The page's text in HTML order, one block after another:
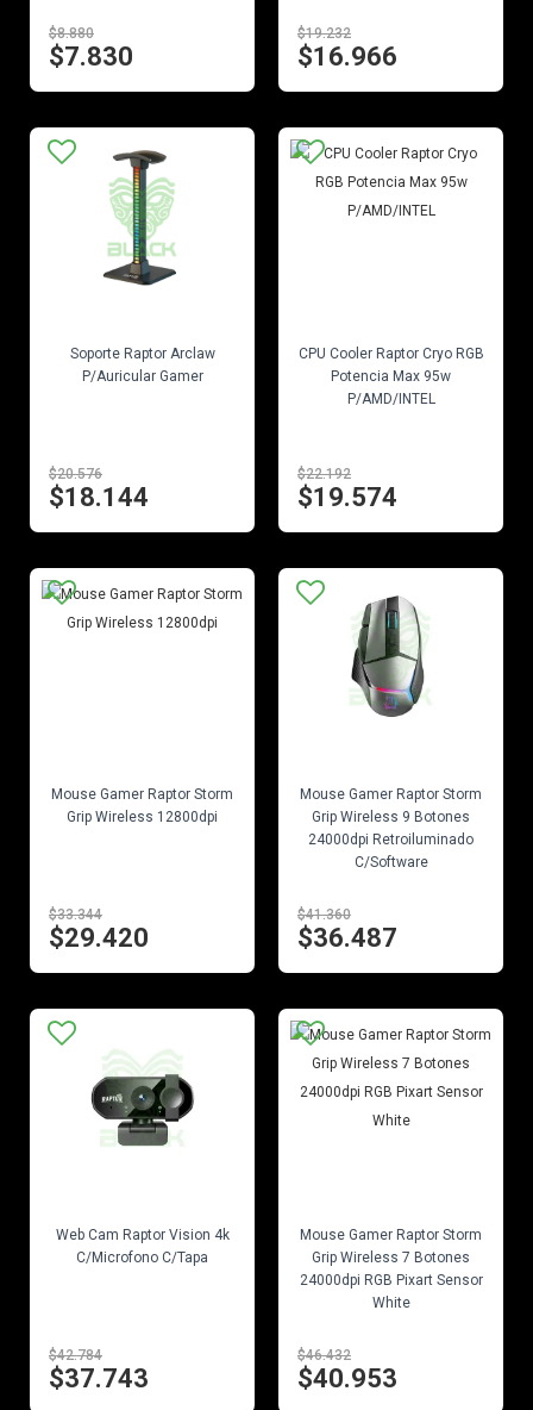
$8.880
$7.830
$19.232
$16.966
Soporte Raptor Arclaw
P/Auricular Gamer
$20.576
$18.144
CPU Cooler Raptor Cryo RGB
Potencia Max 95w
P/AMD/INTEL
$22.192
$19.574
Mouse Gamer Raptor Storm
Grip Wireless 12800dpi
$33.344
$29.420
Mouse Gamer Raptor Storm
Grip Wireless 9 Botones
24000dpi Retroiluminado
C/Software
$41.360
$36.487
Web Cam Raptor Vision 4k
C/Microfono C/Tapa
$42.784
$37.743
Mouse Gamer Raptor Storm
Grip Wireless 7 Botones
24000dpi RGB Pixart Sensor
White
$46.432
$40.953